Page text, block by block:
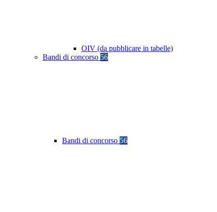
OIV (da pubblicare in tabelle)
Bandi di concorso 56
Bandi di concorso 56